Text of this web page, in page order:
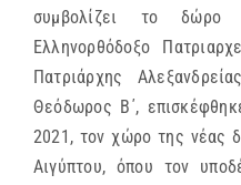
συμβολίζει το
Ελληνορθόδοξο
Πατριάρχης
Θεόδωρος Β΄,
2021, τον χώρο της νέας
Αιγύπτου, όπου τον